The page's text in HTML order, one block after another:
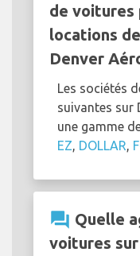
de voitures
locations
Denver
Les sociétés
suivantes sur
une gamme
EZ DOLLAR
question_answer Quelle
voitures